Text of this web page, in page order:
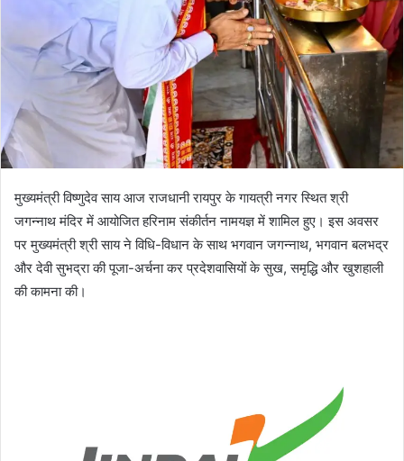
मुख्यमंत्री विष्णुदेव साय आज राजधानी रायपुर के गायत्री नगर स्थित श्री
जगन्नाथ मंदिर में आयोजित हरिनाम संकीर्तन नामयज्ञ में शामिल हुए। इस अवसर
पर मुख्यमंत्री श्री साय ने विधि-विधान के साथ भगवान जगन्नाथ, भगवान बलभद्र
और देवी सुभद्रा की पूजा-अर्चना कर प्रदेशवासियों के सुख, समृद्धि और खुशहाली
की कामना की।